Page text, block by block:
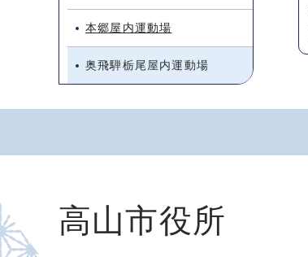
本郷屋内運動場
奥飛騨栃尾屋内運動場
高山市役所